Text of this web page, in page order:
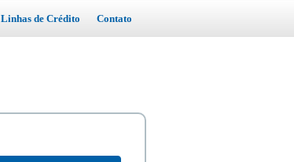
Linhas de Crédito Contato